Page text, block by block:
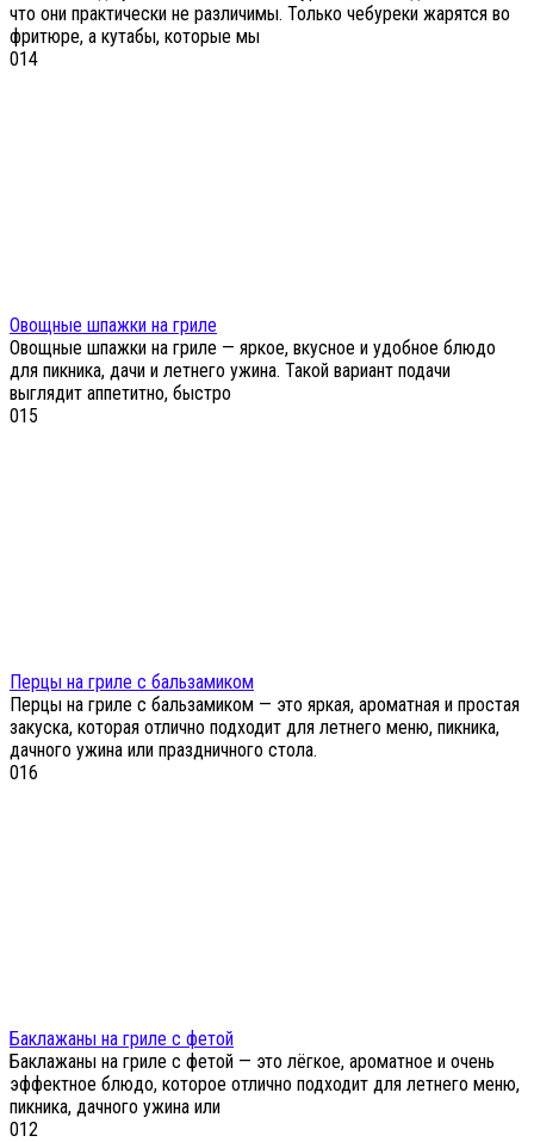
что они практически не различимы. Только чебуреки жарятся во
фритюре, а кутабы, которые мы
014
Овощные шпажки на гриле
Овощные шпажки на гриле — яркое, вкусное и удобное блюдо
для пикника, дачи и летнего ужина. Такой вариант подачи
выглядит аппетитно, быстро
015
Перцы на гриле с бальзамиком
Перцы на гриле с бальзамиком — это яркая, ароматная и простая
закуска, которая отлично подходит для летнего меню, пикника,
дачного ужина или праздничного стола.
016
Баклажаны на гриле с фетой
Баклажаны на гриле с фетой — это лёгкое, ароматное и очень
эффектное блюдо, которое отлично подходит для летнего меню,
пикника, дачного ужина или
012